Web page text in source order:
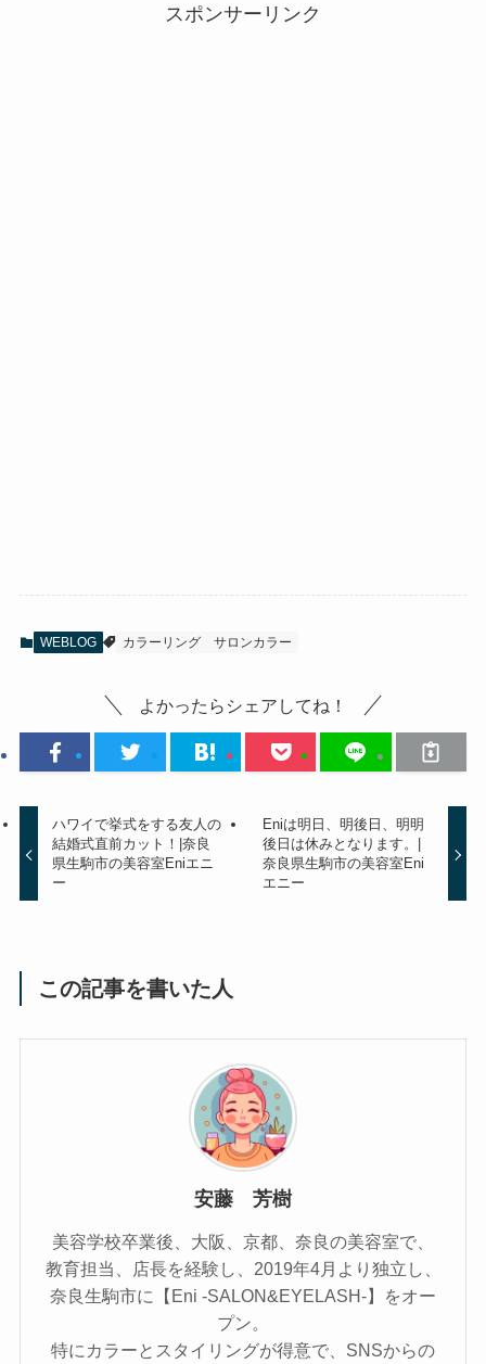
スポンサーリンク
WEBLOG カラーリング サロンカラー
よかったらシェアしてね！
ハワイで挙式をする友人の
結婚式直前カット！|奈良
県生駒市の美容室Eniエニ
ー
Eniは明日、明後日、明明
後日は休みとなります。|
奈良県生駒市の美容室Eni
エニー
この記事を書いた人
安藤 芳樹
美容学校卒業後、大阪、京都、奈良の美容室で、
教育担当、店長を経験し、2019年4月より独立し、
奈良生駒市に【Eni -SALON&EYELASH-】をオー
プン。
特にカラーとスタイリングが得意で、SNSからの